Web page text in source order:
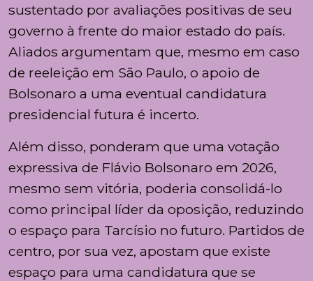
sustentado por avaliações positivas de seu
governo à frente do maior estado do país.
Aliados argumentam que, mesmo em caso
de reeleição em São Paulo, o apoio de
Bolsonaro a uma eventual candidatura
presidencial futura é incerto.
Além disso, ponderam que uma votação
expressiva de Flávio Bolsonaro em 2026,
mesmo sem vitória, poderia consolidá-lo
como principal líder da oposição, reduzindo
o espaço para Tarcísio no futuro. Partidos de
centro, por sua vez, apostam que existe
espaço para uma candidatura que se